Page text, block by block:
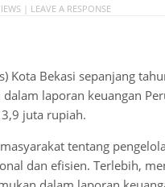
| LEAVE A RESPONSE
Kota Bekasi sepanjang
laporan keuangan
juta rupiah.
tentang
dan efisien. Terlebih,